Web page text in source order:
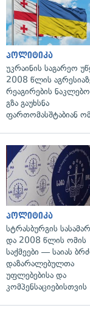
პოლიტიკა
უკრაინის საგარეო
2008 წლის
რეაგირების
გზა გაუხსნა
ფართომასშტაბიან
პოლიტიკა
სტრასბურგის
და 2008 წლის ომის
საქმეები — საიას
დაზარალებულთა
უფლებებისა და
კომპენსაციებისთვის